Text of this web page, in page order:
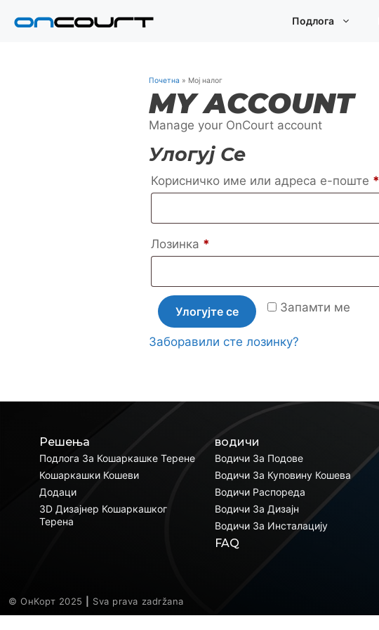
Подлога
Почетна » Мој налог
MY ACCOUNT
Manage your OnCourt account
Улогуј Се
Корисничко име или адреса е-поште *
Лозинка *
Запамти ме
Улогујте се
Заборавили сте лозинку?
Решења
Подлога За Кошаркашке Терене
Кошаркашки Кошеви
Додаци
3D Дизајнер Кошаркашког
Терена
водичи
Водичи За Подове
Водичи За Куповину Кошева
Водичи Распореда
Водичи За Дизајн
Водичи За Инсталацију
FAQ
© ОнКорт 2025 Sva prava zadržana